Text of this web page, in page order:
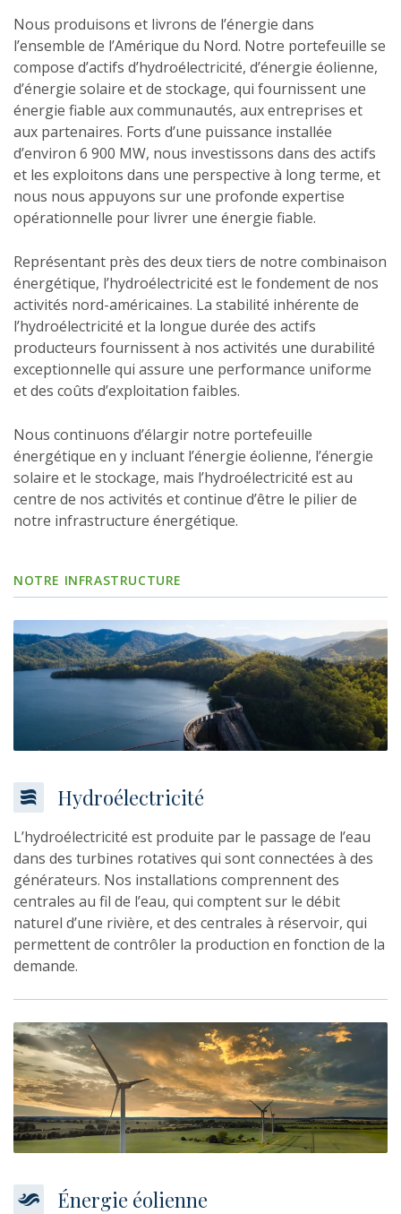
Nous produisons et livrons de l’énergie dans
l’ensemble de l’Amérique du Nord. Notre portefeuille se
compose d’actifs d’hydroélectricité, d’énergie éolienne,
d’énergie solaire et de stockage, qui fournissent une
énergie fiable aux communautés, aux entreprises et
aux partenaires. Forts d’une puissance installée
d’environ 6 900 MW, nous investissons dans des actifs
et les exploitons dans une perspective à long terme, et
nous nous appuyons sur une profonde expertise
opérationnelle pour livrer une énergie fiable.
Représentant près des deux tiers de notre combinaison
énergétique, l’hydroélectricité est le fondement de nos
activités nord-américaines. La stabilité inhérente de
l’hydroélectricité et la longue durée des actifs
producteurs fournissent à nos activités une durabilité
exceptionnelle qui assure une performance uniforme
et des coûts d’exploitation faibles.
Nous continuons d’élargir notre portefeuille
énergétique en y incluant l’énergie éolienne, l’énergie
solaire et le stockage, mais l’hydroélectricité est au
centre de nos activités et continue d’être le pilier de
notre infrastructure énergétique.
NOTRE INFRASTRUCTURE
Hydroélectricité
L’hydroélectricité est produite par le passage de l’eau
dans des turbines rotatives qui sont connectées à des
générateurs. Nos installations comprennent des
centrales au fil de l’eau, qui comptent sur le débit
naturel d’une rivière, et des centrales à réservoir, qui
permettent de contrôler la production en fonction de la
demande.
Énergie éolienne